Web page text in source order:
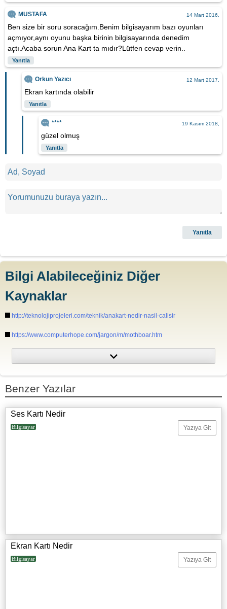
MUSTAFA 14 Mart 2016,
Ben size bir soru soracağım.Benim bilgisayarım bazı oyunları
açmıyor,aynı oyunu başka birinin bilgisayarında denedim
açtı.Acaba sorun Ana Kart ta mıdır?Lütfen cevap verin..
Yanıtla
Orkun Yazıcı 12 Mart 2017,
Ekran kartında olabilir
Yanıtla
**** 19 Kasım 2018,
güzel olmuş
Yanıtla
Bilgi Alabileceğiniz Diğer
Kaynaklar
http://teknolojiprojeleri.com/teknik/anakart-nedir-nasil-calisir
https://www.computerhope.com/jargon/m/mothboar.htm
Benzer Yazılar
Ses Kartı Nedir
Bilgisayar Yazıya Git
Ekran Kartı Nedir
Bilgisayar Yazıya Git